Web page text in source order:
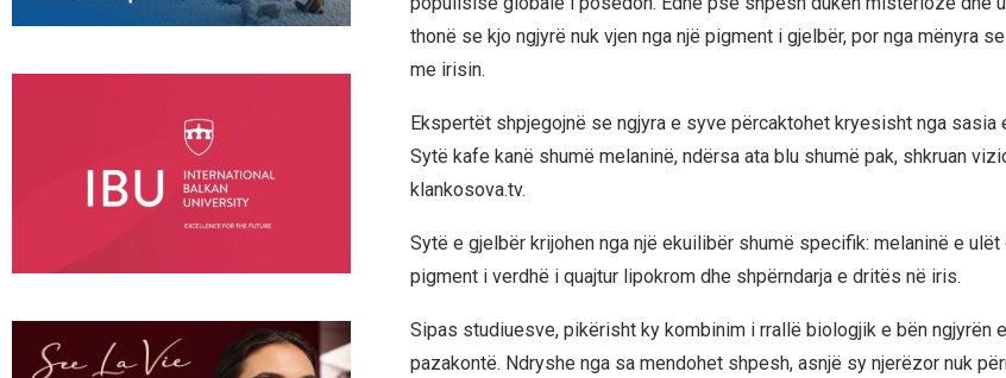
thonë se kjo ngjyrë nuk vjen nga një pigment i gjelbër, por nga mënyra
me irisin.
Ekspertët shpjegojnë se ngjyra e syve përcaktohet kryesisht nga sasia
Sytë kafe kanë shumë melaninë, ndërsa ata blu shumë pak, shkruan
klankosova.tv.
Sytë e gjelbër krijohen nga një ekuilibër shumë specifik: melaninë e ulët
pigment i verdhë i quajtur lipokrom dhe shpërndarja e dritës në iris.
Sipas studiuesve, pikërisht ky kombinim i rrallë biologjik e bën ngjyrën
pazakontë. Ndryshe nga sa mendohet shpesh, asnjë sy njerëzor nuk